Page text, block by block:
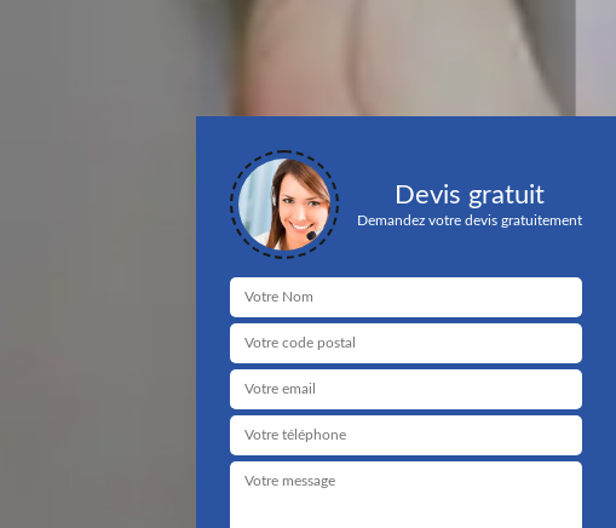
Devis gratuit
Demandez votre devis gratuitement